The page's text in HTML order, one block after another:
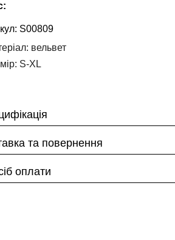
S00809
вельвет
S-XL
та повернення
оплати